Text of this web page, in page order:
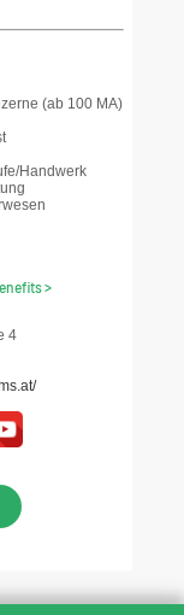
(ab 100 MA)
Handwerk
>
4